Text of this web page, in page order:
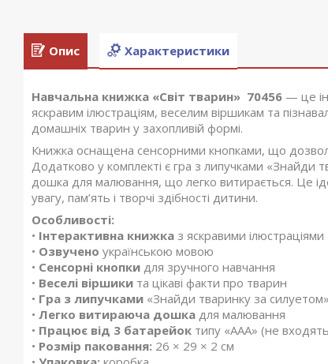
Опис Характеристики
Навчальна книжка «Світ тварин» 70456 — це
яскравим ілюстраціям, веселим віршикам та
домашніх тварин у захопливій формі.
Книжка оснащена сенсорними кнопками, що
Додатково у комплекті є гра з липучками «Знайди
дошка для малювання, що легко витирається. Це
увагу, пам’ять і творчі здібності дитини.
Особливості:
• Інтерактивна книжка з яскравими ілюстраціями
• Озвучено українською мовою
• Сенсорні кнопки для зручного навчання
• Веселі віршики та цікаві факти про тварин
• Гра з липучками «Знайди тваринку за силуетом»
• Легко витираюча дошка для малювання
• Працює від 3 батарейок типу «ААА» (не
• Розмір паковання: 26 × 29 × 2 см